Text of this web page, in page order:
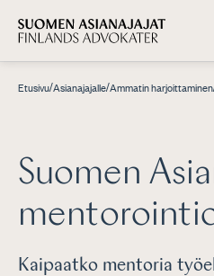
Etusivu/Asianajajalle/Ammatin harjoittaminen
Suomen
Kaipaatko mentoria